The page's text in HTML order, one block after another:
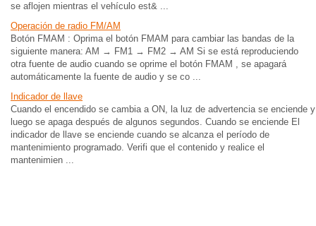
se aflojen mientras el vehículo est& ...
Operación de radio FM/AM
Botón FMAM : Oprima el botón FMAM para cambiar las bandas de la
siguiente manera: AM → FM1 → FM2 → AM Si se está reproduciendo
otra fuente de audio cuando se oprime el botón FMAM , se apagará
automáticamente la fuente de audio y se co ...
Indicador de llave
Cuando el encendido se cambia a ON, la luz de advertencia se enciende y
luego se apaga después de algunos segundos. Cuando se enciende El
indicador de llave se enciende cuando se alcanza el período de
mantenimiento programado. Verifi que el contenido y realice el
mantenimien ...